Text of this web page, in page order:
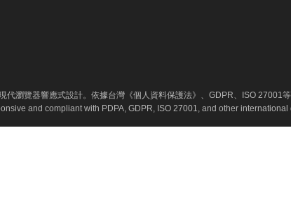
代瀏覽器響應式設計。依據台灣《個人資料保護法》、GDPR、ISO 27001等
and compliant with PDPA, GDPR, ISO 27001, and other